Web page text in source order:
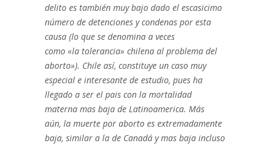
delito es también muy bajo dado el escasicimo
número de detenciones y condenas por esta
causa (lo que se denomina a veces
como «la tolerancia» chilena al problema del
aborto»). Chile así, constituye un caso muy
especial e interesante de estudio, pues ha
llegado a ser el pais con la mortalidad
materna mas baja de Latinoamerica. Más
aún, la muerte por aborto es extremadamente
baja, similar a la de Canadá y mas baja incluso